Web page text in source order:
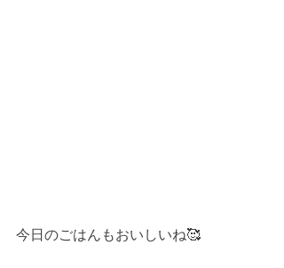
今日のごはんもおいしいね🥰